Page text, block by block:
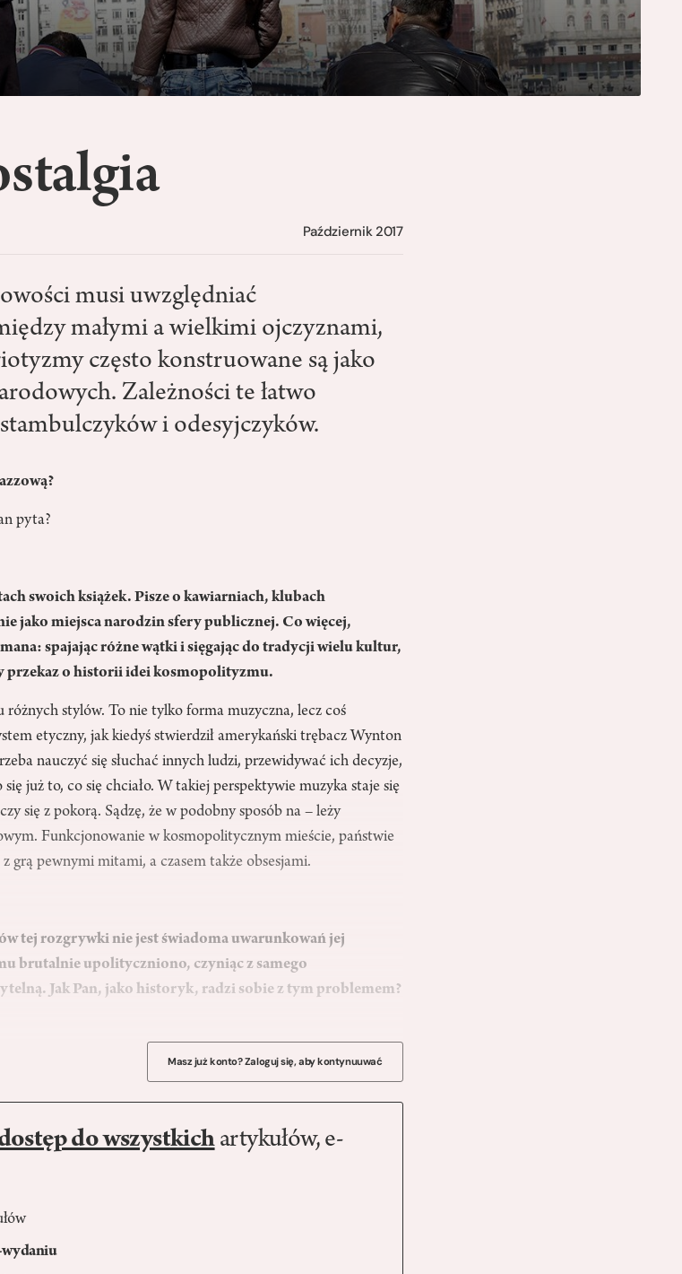
Październik 2017
musi uwzględniać
małymi a wielkimi ojczyznami,
często konstruowane są jako
Zależności te łatwo
i odesyjczyków.
pyta?
swoich książek. Pisze o kawiarniach, klubach
jako miejsca narodzin sfery publicznej. Co więcej,
spajając różne wątki i sięgając do tradycji wielu kultur,
przekaz o historii idei kosmopolityzmu.
różnych stylów. To nie tylko forma muzyczna, lecz coś
etyczny, jak kiedyś stwierdził amerykański trębacz Wynton
nauczyć się słuchać innych ludzi, przewidywać ich decyzje,
już to, co się chciało. W takiej perspektywie muzyka staje się
się z pokorą. Sądzę, że w podobny sposób na – leży
Funkcjonowanie w kosmopolitycznym mieście, państwie
grą pewnymi mitami, a czasem także obsesjami.
tej rozgrywki nie jest świadoma uwarunkowań jej
brutalnie upolityczniono, czyniąc z samego
Jak Pan, jako historyk, radzi sobie z tym problemem?
Masz już konto? Zaloguj się, aby kontynuuwać
do wszystkichartykułów, e-
wydaniu